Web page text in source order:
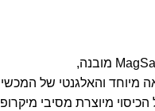
מיוחד והאלגנטי של
מיוצרת מסיבי